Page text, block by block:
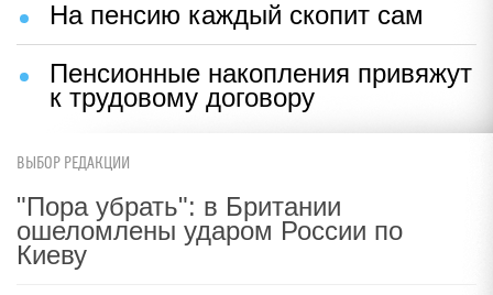
На пенсию каждый скопит сам
Пенсионные накопления привяжут
к трудовому договору
ВЫБОР РЕДАКЦИИ
"Пора убрать": в Британии
ошеломлены ударом России по
Киеву